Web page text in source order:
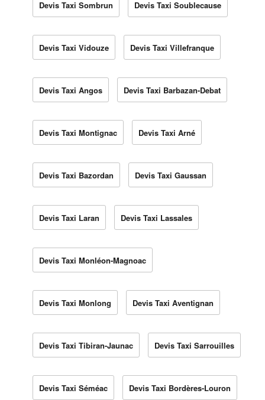
Devis Taxi Sombrun Devis Taxi Soublecause
Devis Taxi Vidouze Devis Taxi Villefranque
Devis Taxi Angos Devis Taxi Barbazan-Debat
Devis Taxi Montignac Devis Taxi Arné
Devis Taxi Bazordan Devis Taxi Gaussan
Devis Taxi Laran Devis Taxi Lassales
Devis Taxi Monléon-Magnoac
Devis Taxi Monlong Devis Taxi Aventignan
Devis Taxi Tibiran-Jaunac Devis Taxi Sarrouilles
Devis Taxi Séméac Devis Taxi Bordères-Louron